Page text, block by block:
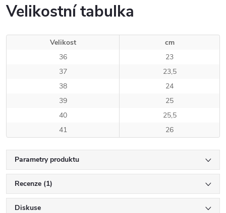
Velikostní tabulka
Velikost
cm
36
23
37
23,5
38
24
39
25
40
25,5
41
26
Parametry produktu
Recenze (1)
Diskuse